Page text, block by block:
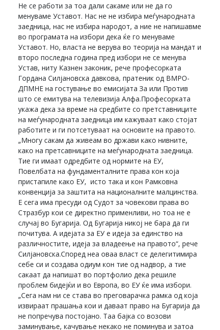
Не се работи за тоа дали сакаме или не да го
менуваме Уставот. Нас не не избира меѓународната
заедница, нас не избира народот, а ние не напишавме
во програмата на избори дека ќе го менуваме
Уставот. Но, власта не верува во теорија на мандат и
второ последна година пред избори не се менува
Устав, ниту Казнен законик, рече професорката
Гордана Силјановска давкова, пратеник од ВМРО-
ДПМНЕ на гостување во емисијата За или Против
што се емитува на телевизија Алфа.Професорката
укажа дека за време на средбите со претставниците
на меѓународната заедница им кажуваат како стојат
работите и ги потсетуваат на основите на правото.
„Многу сакам да живеам во држави како нивните,
како на претсавниците на меѓународната заедница.
Тие ги имаат одредбите од нормите на ЕУ,
Повелбата на фундаменталните права кон која
пристапиле како ЕУ, исто така и кон Рамковна
конвенција за заштита на националните малцинства.
Е сега има пресуди од Судот за човекови права во
Стразбур кои се директно применливи, но тоа не е
случај во Бугарија. Од Бугарија никој не бара да ги
почитува. А идејата за ЕУ е идеја за единство на
различностите, идеја за владеење на правото“, рече
Силјановска.Според неа оваа власт се делегитимира
себе си и создава одиум кон тие од надвор, а тие
сакаат да напишат во портфолио дека решиле
проблем бидејќи и во Европа, во ЕУ ќе има избори.
„Сега нам ни се става во преговарачка рамка од која
извираат прашања кои и даваат право на Бугарија да
не попречува постојано. Таа бајка со возови
заминување, качување некако не поминува и затоа